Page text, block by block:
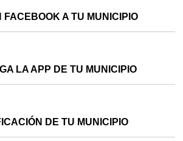
FACEBOOK A TU MUNICIPIO
LA APP DE TU MUNICIPIO
DE TU MUNICIPIO